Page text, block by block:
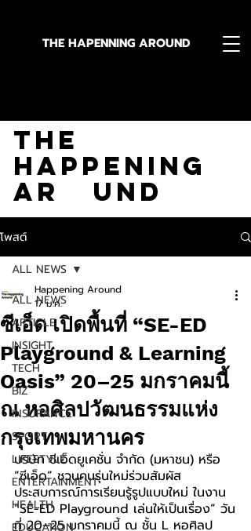
THE HAPENNING AROUND
The
Happening
Ar und
โพสต์
ALL NEWS
ARTICLE
INSIGHT
TECH
BIZ
INSURANCE
SPORT
LIFESTYLE
ENTERTAINMENT
HEALTH
EDUCATION
ALL NEWS
ซีเอ็ด เปิดพื้นที่ “SE-ED
Playground & Learning
Oasis” 20–25 มกราคมนี้
ณ หอศิลปวัฒนธรรมแห่ง
กรุงเทพมหานคร
Happening Around
17 ม.ค.
บริษัท ซีเอ็ดยูเคชั่น จำกัด (มหาชน) หรือ
“ซีเอ็ด” ชวนคนรุ่นใหม่ร่วมสัมผัส
ประสบการณ์การเรียนรู้รูปแบบใหม่ ในงาน
“SE-ED Playground เล่นให้เป็นเรื่อง” วัน
ที่ 20–25 มกราคมนี้ ณ ชั้น L หอศิลป